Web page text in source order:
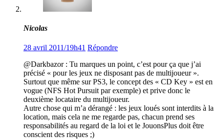
Nicolas
28 avril 2011/19h41 Répondre
@Darkbazor : Tu marques un point, c’est pour ça que j’ai
précisé « pour les jeux ne disposant pas de multijoueur ».
Surtout que même sur PS3, le concept des « CD Key » est en
vogue (NFS Hot Pursuit par exemple) et prive donc le
deuxième locataire du multijoueur.
Autre chose qui m’a dérangé : les jeux loués sont interdits à la
location, mais cela ne me regarde pas, chacun prend ses
responsabilités au regard de la loi et le JouonsPlus doit être
conscient des risques ;)